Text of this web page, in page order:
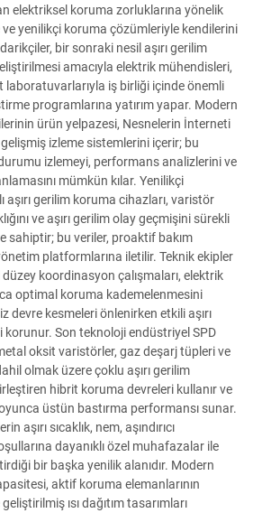
elektriksel koruma zorluklarına yönelik
yenilikçi koruma çözümleriyle kendilerini
bir sonraki nesil aşırı gerilim
amacıyla elektrik mühendisleri,
laboratuvarlarıyla iş birliği içinde önemli
programlarına yatırım yapar. Modern
ürün yelpazesi, Nesnelerin İnterneti
izleme sistemlerini içerir; bu
izlemeyi, performans analizlerini ve
mümkün kılar. Yenilikçi
aşırı gerilim koruma cihazları, varistör
ve aşırı gerilim olay geçmişini sürekli
sahiptir; bu veriler, proaktif bakım
platformlarına iletilir. Teknik ekipler
koordinasyon çalışmaları, elektrik
optimal koruma kademelenmesini
devre kesmeleri önlenirken etkili aşırı
korunur. Son teknoloji endüstriyel SPD
oksit varistörler, gaz deşarj tüpleri ve
olmak üzere çoklu aşırı gerilim
hibrit koruma devreleri kullanır ve
üstün bastırma performansı sunar.
aşırı sıcaklık, nem, aşındırıcı
dayanıklı özel muhafazalar ile
bir başka yenilik alanıdır. Modern
aktif koruma elemanlarının
ısı dağıtım tasarımları